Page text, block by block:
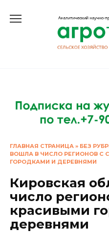
ГЛАВНАЯ СТРАНИЦА » БЕЗ
ВОШЛА В ЧИСЛО РЕГИОНОВ С
ГОРОДКАМИ И ДЕРЕВНЯМИ
Кировская
число
красивыми
деревнями